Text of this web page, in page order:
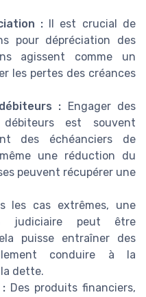
:Il est crucial de
pour dépréciation des
agissent comme un
les pertes des créances
: Engager des
est souvent
des échéanciers de
une réduction du
peuvent récupérer une
les cas extrêmes, une
judiciaire peut être
puisse entraîner des
conduire à la
dette.
Des produits financiers,